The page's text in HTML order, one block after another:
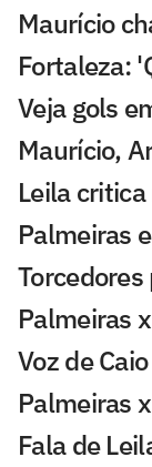
Maurício
Fortaleza:
Veja gols
Maurício,
Leila
Palmeiras
Palmeiras
Voz de
Palmeiras
Fala de